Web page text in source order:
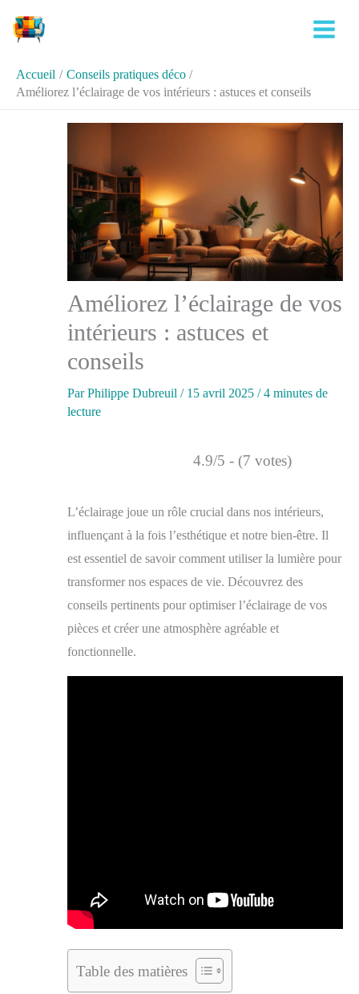
Accueil
Conseils pratiques déco
Améliorez l’éclairage de vos intérieurs : astuces et conseils
Améliorez l’éclairage de vos
intérieurs : astuces et
conseils
ParPhilippe Dubreuil / 15 avril 2025 /4 minutes de
lecture
4.9/5 - (7 votes)
L’éclairage joue un rôle crucial dans nos intérieurs,
influençant à la fois l’esthétique et notre bien-être. Il
est essentiel de savoir comment utiliser la lumière pour
transformer nos espaces de vie. Découvrez des
conseils pertinents pour optimiser l’éclairage de vos
pièces et créer une atmosphère agréable et
fonctionnelle.
Table des matières